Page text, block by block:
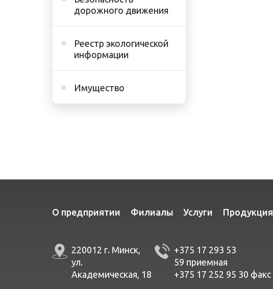
дорожного движения
Реестр экологической
информации
Имущество
О предприятии Филиалы Услуги Продукция
220012 г. Минск,
ул.
Академическая, 18
+375 17 293 53
59 приемная
+375 17 252 95 30 факc